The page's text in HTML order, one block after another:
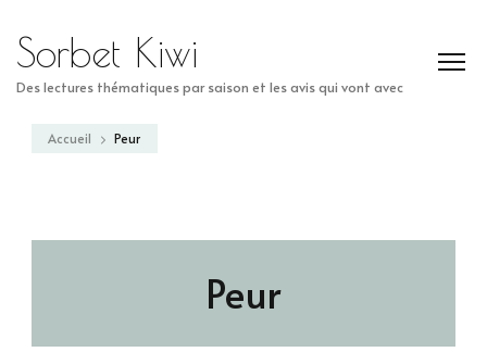
Sorbet Kiwi
Des lectures thématiques par saison et les avis qui vont avec
Accueil Peur
Peur